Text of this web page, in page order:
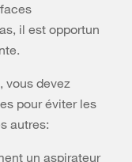
il est opportun
vous devez
pour éviter les
autres:
un aspirateur